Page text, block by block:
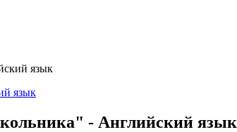
язык
- Английский язык